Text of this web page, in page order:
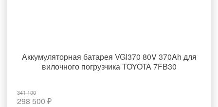
Аккумуляторная батарея VGI370 80V 370Ah для
вилочного погрузчика TOYOTA 7FB30
341 100
298 500 ₽